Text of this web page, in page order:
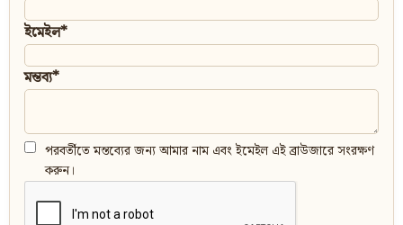
ইমেইল*
মন্তব্য*
পরবর্তীতে মন্তব্যের জন্য আমার নাম এবং ইমেইল এই ব্রাউজারে সংরক্ষণ
করুন।